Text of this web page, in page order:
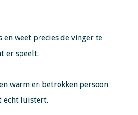
en weet precies de vinger te
er speelt.
warm en betrokken persoon
echt luistert.